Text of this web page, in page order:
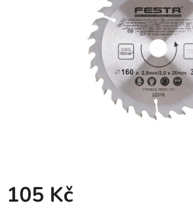
105 Kč